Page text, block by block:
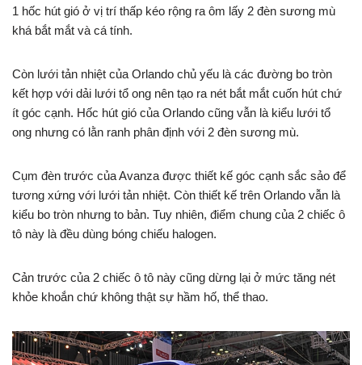
1 hốc hút gió ở vị trí thấp kéo rộng ra ôm lấy 2 đèn sương mù
khá bắt mắt và cá tính.
Còn lưới tản nhiệt của Orlando chủ yếu là các đường bo tròn
kết hợp với dải lưới tổ ong nên tạo ra nét bắt mắt cuốn hút chứ
ít góc cạnh. Hốc hút gió của Orlando cũng vẫn là kiểu lưới tổ
ong nhưng có lằn ranh phân định với 2 đèn sương mù.
Cụm đèn trước của Avanza được thiết kế góc cạnh sắc sảo để
tương xứng với lưới tản nhiệt. Còn thiết kế trên Orlando vẫn là
kiểu bo tròn nhưng to bản. Tuy nhiên, điểm chung của 2 chiếc ô
tô này là đều dùng bóng chiếu halogen.
Cản trước của 2 chiếc ô tô này cũng dừng lại ở mức tăng nét
khỏe khoắn chứ không thật sự hầm hố, thể thao.